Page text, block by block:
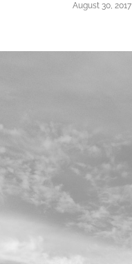
August 30, 2017